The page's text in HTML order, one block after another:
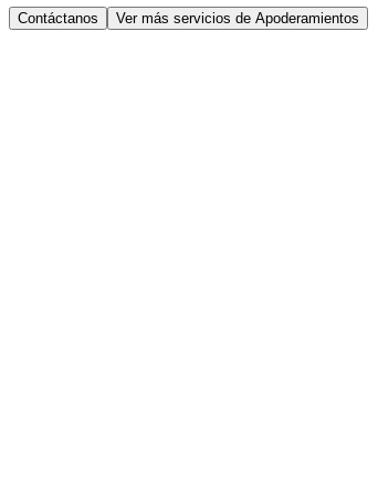
Contáctanos Ver más servicios de Apoderamientos